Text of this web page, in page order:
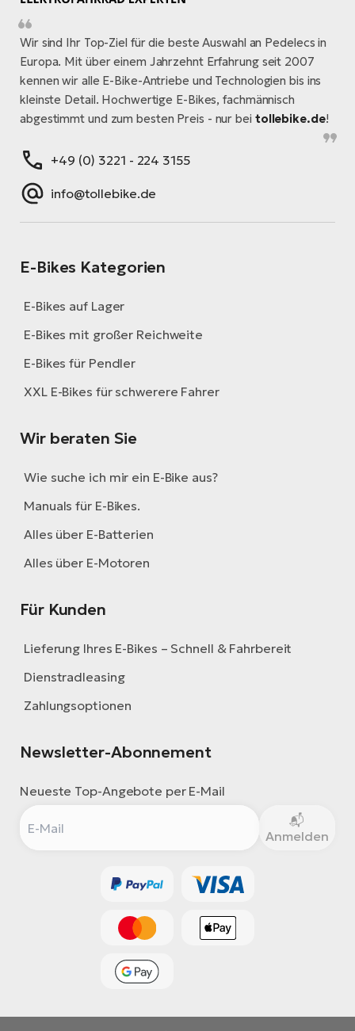
Wir sind Ihr Top-Ziel für die beste Auswahl an Pedelecs in
Europa. Mit über einem Jahrzehnt Erfahrung seit 2007
kennen wir alle E-Bike-Antriebe und Technologien bis ins
kleinste Detail. Hochwertige E-Bikes, fachmännisch
abgestimmt und zum besten Preis - nur bei tollebike.de!
+49 (0) 3221 - 224 3155
info@tollebike.de
E-Bikes Kategorien
E-Bikes auf Lager
E-Bikes mit großer Reichweite
E-Bikes für Pendler
XXL E-Bikes für schwerere Fahrer
Wir beraten Sie
Wie suche ich mir ein E-Bike aus?
Manuals für E-Bikes.
Alles über E-Batterien
Alles über E-Motoren
Für Kunden
Lieferung Ihres E-Bikes – Schnell & Fahrbereit
Dienstradleasing
Zahlungsoptionen
Newsletter-Abonnement
Neueste Top-Angebote per E-Mail
Anmelden